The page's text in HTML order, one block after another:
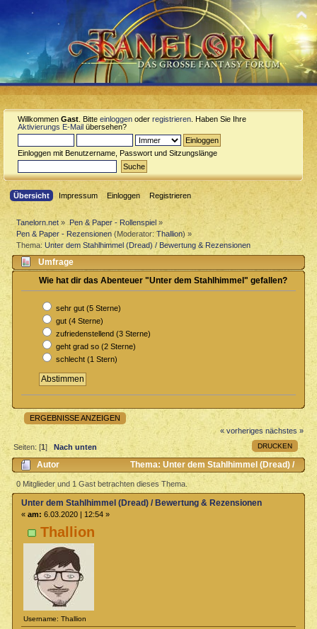
Willkommen Gast . Bitte einloggen oder registrieren . Haben Sie Ihre
Aktivierungs E-Mail übersehen?
Einloggen mit Benutzername, Passwort und Sitzungslänge
Übersicht Impressum Einloggen Registrieren
Tanelorn.net » Pen & Paper - Rollenspiel»
Pen & Paper - Rezensionen(Moderator:Thallion) »
Thema:Unter dem Stahlhimmel (Dread) / Bewertung & Rezensionen
Umfrage
Wie hat dir das Abenteuer "Unter dem Stahlhimmel" gefallen?
sehr gut (5 Sterne)
gut (4 Sterne)
zufriedenstellend (3 Sterne)
geht grad so (2 Sterne)
schlecht (1 Stern)
ERGEBNISSE ANZEIGEN
« vorheriges nächstes »
DRUCKEN
Seiten: [1]Nach unten
Autor
Thema: Unter dem Stahlhimmel (Dread) /
Bewertung & Rezensionen (Gelesen 1512 mal)
0 Mitglieder und 1 Gast betrachten dieses Thema.
Thallion
Username: Thallion
Unter dem Stahlhimmel (Dread) / Bewertung & Rezensionen
« am: 6.03.2020 | 12:54 »